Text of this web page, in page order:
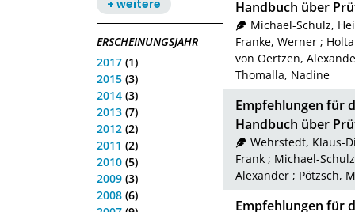
+ weitere
ERSCHEINUNGSJAHR
2017 (1)
2015 (3)
2014 (3)
2013 (7)
2012 (2)
2011 (2)
2010 (5)
2009 (3)
2008 (6)
Handbuch über
Michael-Schulz,
Franke, Werner ;
von Oertzen,
Thomalla, Nadine
Empfehlungen für
Handbuch über
Wehrstedt, Klaus-
Frank ; Michael-
Alexander ; Pötzsch,
Empfehlungen für